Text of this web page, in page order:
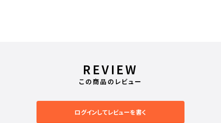
REVIEW
この商品のレビュー
ログインしてレビューを書く